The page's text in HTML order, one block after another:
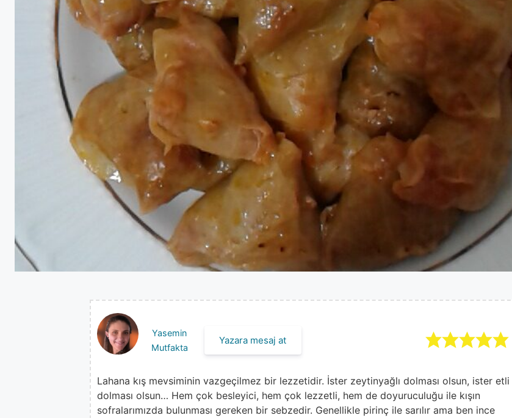
Yasemin
Mutfakta
Yazara mesaj at
Lahana kış mevsiminin vazgeçilmez bir lezzetidir. İster zeytinyağlı dolması olsun, ister etli
dolması olsun… Hem çok besleyici, hem çok lezzetli, hem de doyuruculuğu ile kışın
sofralarımızda bulunması gereken bir sebzedir. Genellikle pirinç ile sarılır ama ben ince